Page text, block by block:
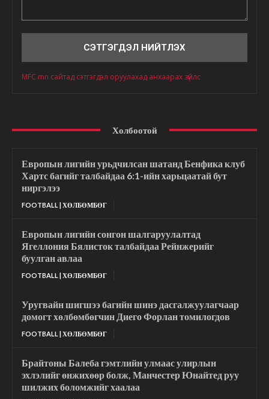
MFC.mn сайтад сэтгэгдэл оруулахад анхаарах зүйлс
Холбоотой
Европын лигийн урьдчилсан шатанд Бенфика клуб
Хартс багийг талбайдаа 6:1-ийн харьцаатай бут
ниргэлээ
FOOTBALL | ХӨЛБӨМБӨГ
Европын лигийн сонгон шалгаруулалтад
Ягеллония Бялисток талбайдаа Рейнжерийг
буулган авлаа
FOOTBALL | ХӨЛБӨМБӨГ
Уругвайн шигшээ багийн шинэ дасгалжуулагчаар
домогт хөлбөмбөгчин Диего Форлан томилогдов
FOOTBALL | ХӨЛБӨМБӨГ
Брайтоны Балеба гэмтлийн улмаас улирлын
эхлэлийг өнжихөөр болж, Манчестер Юнайтед руу
шилжих боломжийг хаалаа